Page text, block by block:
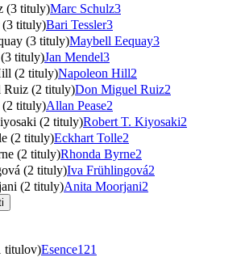
(3 tituly)Marc Schulz3
(3 tituly)Bari Tessler3
(3 tituly)Maybell Eequay3
tituly)Jan Mendel3
(2 tituly)Napoleon Hill2
Ruiz (2 tituly)Don Miguel Ruiz2
(2 tituly)Allan Pease2
(2 tituly)Robert T. Kiyosaki2
(2 tituly)Eckhart Tolle2
(2 tituly)Rhonda Byrne2
(2 tituly)Iva Frühlingová2
(2 tituly)Anita Moorjani2
titulov)Esence121